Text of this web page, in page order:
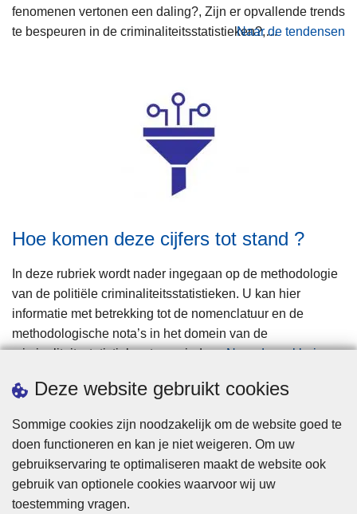
Deze website gebruikt cookies
Sommige cookies zijn noodzakelijk om de website goed te
doen functioneren en kan je niet weigeren. Om uw
gebruikservaring te optimaliseren maakt de website ook
gebruik van optionele cookies waarvoor wij uw
toestemming vragen.
fenomenen vertonen een daling?, Zijn er opvallende trends
te bespeuren in de criminaliteitsstatistieken?,…Naar de tendensen
Hoe komen deze cijfers tot stand ?
In deze rubriek wordt nader ingegaan op de methodologie
van de politiële criminaliteitsstatistieken. U kan hier
informatie met betrekking tot de nomenclatuur en de
methodologische nota’s in het domein van de
criminaliteitsstatistieken terugvinden. Naar de verklaringen